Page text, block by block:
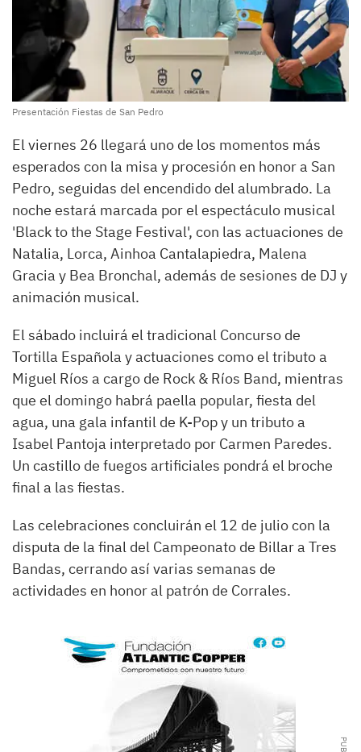
Presentación Fiestas de San Pedro
El viernes 26 llegará uno de los momentos más
esperados con la misa y procesión en honor a San
Pedro, seguidas del encendido del alumbrado. La
noche estará marcada por el espectáculo musical
'Black to the Stage Festival', con las actuaciones de
Natalia, Lorca, Ainhoa Cantalapiedra, Malena
Gracia y Bea Bronchal, además de sesiones de DJ y
animación musical.
El sábado incluirá el tradicional Concurso de
Tortilla Española y actuaciones como el tributo a
Miguel Ríos a cargo de Rock & Ríos Band, mientras
que el domingo habrá paella popular, fiesta del
agua, una gala infantil de K-Pop y un tributo a
Isabel Pantoja interpretado por Carmen Paredes.
Un castillo de fuegos artificiales pondrá el broche
final a las fiestas.
Las celebraciones concluirán el 12 de julio con la
disputa de la final del Campeonato de Billar a Tres
Bandas, cerrando así varias semanas de
actividades en honor al patrón de Corrales.